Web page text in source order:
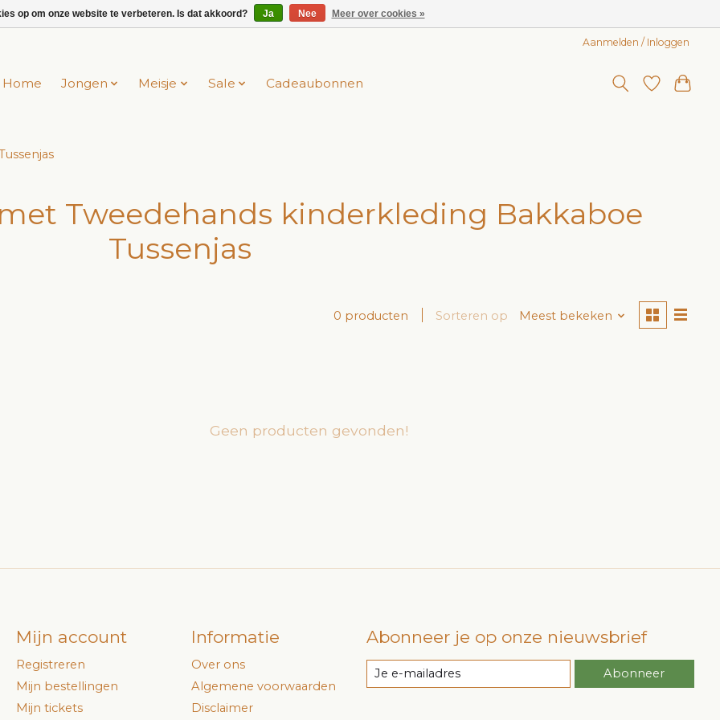
Aanmelden / Inloggen
Home Jongen Meisje Sale Cadeaubonnen
Tweedehands kinderkleding Bakkaboe
Tussenjas
0 producten Sorteren op Meest bekeken
Geen producten gevonden!
Mijn account
Registreren
Mijn bestellingen
Mijn tickets
Informatie
Over ons
Algemene voorwaarden
Disclaimer
Abonneer je op onze nieuwsbrief
Abonneer
op om onze website te verbeteren. Is dat akkoord? Ja Nee Meer over cookies »